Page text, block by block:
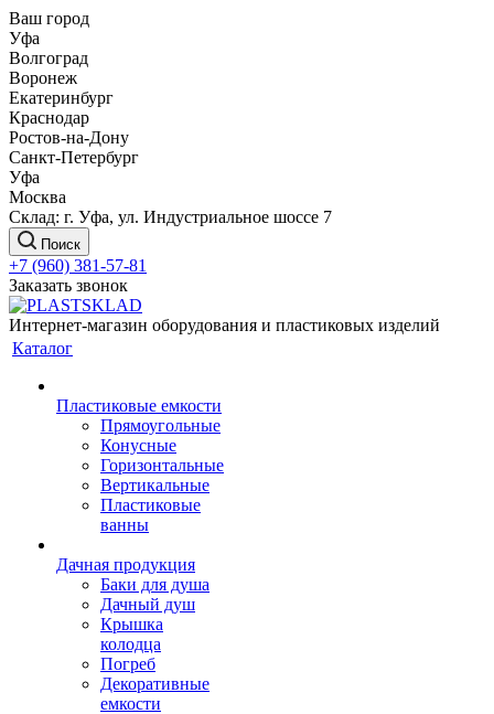
Ваш город
Уфа
Волгоград
Воронеж
Екатеринбург
Краснодар
Ростов-на-Дону
Санкт-Петербург
Уфа
Москва
Склад: г. Уфа, ул. Индустриальное шоссе 7
Поиск
+7 (960) 381-57-81
Заказать звонок
Интернет-магазин оборудования и пластиковых изделий
Каталог
Пластиковые емкости
Прямоугольные
Конусные
Горизонтальные
Вертикальные
Пластиковые
ванны
Дачная продукция
Баки для душа
Дачный душ
Крышка
колодца
Погреб
Декоративные
емкости